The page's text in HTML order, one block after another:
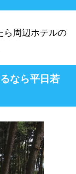
ら周辺ホテルの
なら平日若